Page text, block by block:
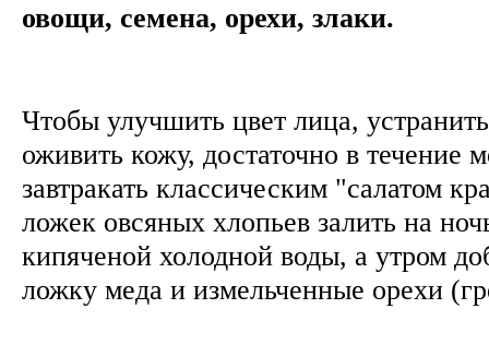
овощи, семена, орехи, злаки.
Чтобы улучшить цвет лица,
оживить кожу, достаточно в течение
завтракать классическим "салатом
ложек овсяных хлопьев залить на
кипяченой холодной воды, а утром
ложку меда и измельченные орехи